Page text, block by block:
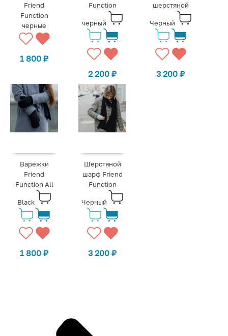
Friend
Function
черные
1 800₽
Function
черный
2 200₽
шерстяной
Черный
3 200₽
Варежки
Friend
Function All
Black
1 800₽
Шерстяной
шарф Friend
Function
Черный
3 200₽